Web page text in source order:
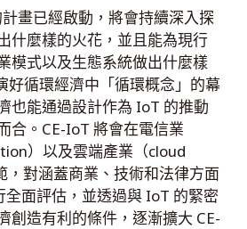
畫已經啟動，將會持續深入探
什麼樣的火花，並且能為現行
模式以及生態系統做出什麼樣
好循環經濟中「循環概念」的幕
也能通過設計作為 IoT 的推動
合。CE-IoT 將會在電信業
）以及雲端產業（cloud
，對涵蓋商業、技術和法律方面
全面評估，並透過與 IoT 的緊密
創造有利的條件，逐漸擴大 CE-